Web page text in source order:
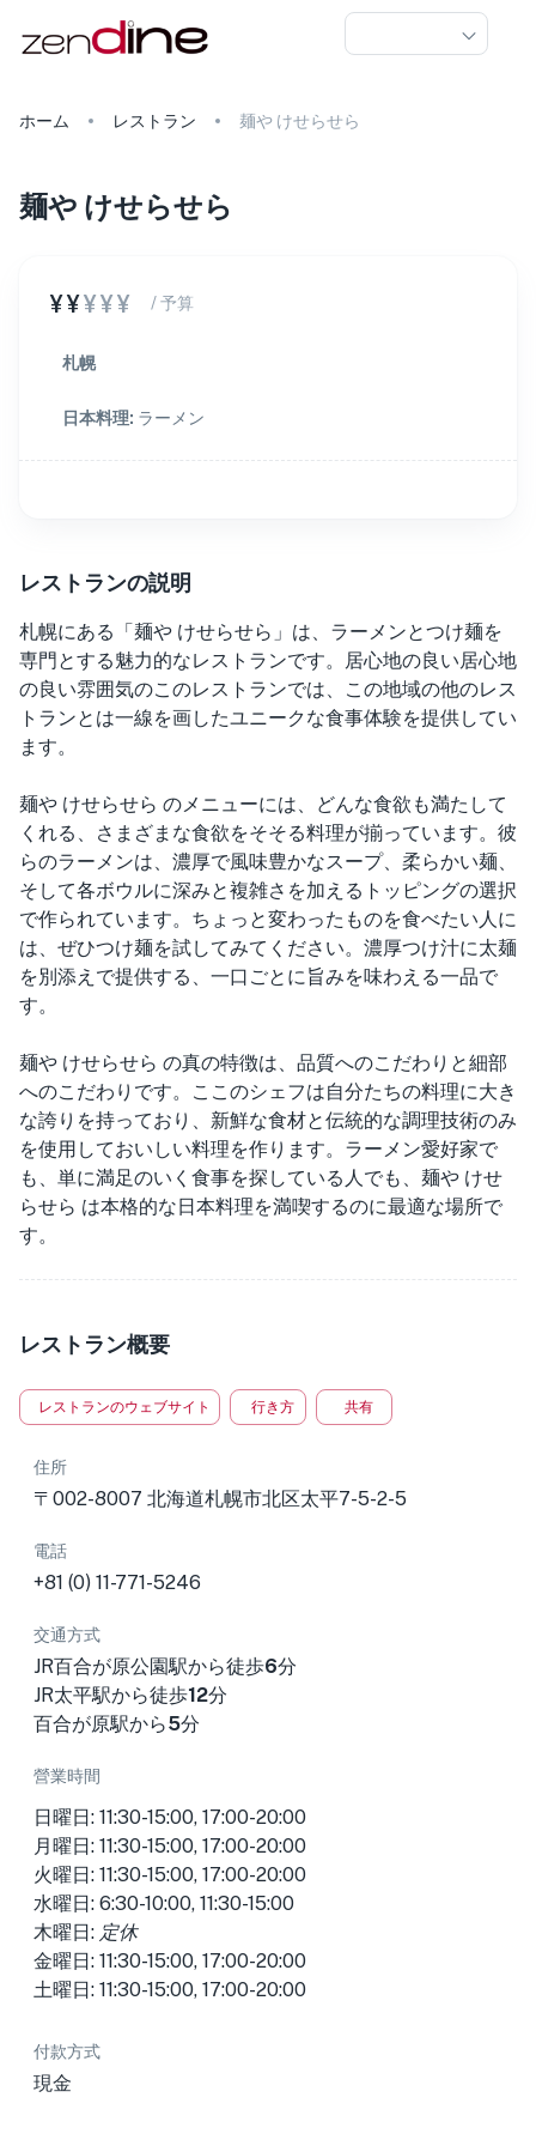
ホーム レストラン 麺や けせらせら
麺や けせらせら
¥¥¥¥¥ / 予算
札幌
日本料理: ラーメン
レストランの説明
札幌にある「麺や けせらせら」は、ラーメンとつけ麺を
専門とする魅力的なレストランです。居心地の良い居心地
の良い雰囲気のこのレストランでは、この地域の他のレス
トランとは一線を画したユニークな食事体験を提供してい
ます。
麺や けせらせら のメニューには、どんな食欲も満たして
くれる、さまざまな食欲をそそる料理が揃っています。彼
らのラーメンは、濃厚で風味豊かなスープ、柔らかい麺、
そして各ボウルに深みと複雑さを加えるトッピングの選択
で作られています。ちょっと変わったものを食べたい人に
は、ぜひつけ麺を試してみてください。濃厚つけ汁に太麺
を別添えで提供する、一口ごとに旨みを味わえる一品で
す。
麺や けせらせら の真の特徴は、品質へのこだわりと細部
へのこだわりです。ここのシェフは自分たちの料理に大き
な誇りを持っており、新鮮な食材と伝統的な調理技術のみ
を使用しておいしい料理を作ります。ラーメン愛好家で
も、単に満足のいく食事を探している人でも、麺や けせ
らせら は本格的な日本料理を満喫するのに最適な場所で
す。
レストラン概要
レストランのウェブサイト 行き方 共有
住所
〒002-8007 北海道札幌市北区太平7-5-2-5
電話
+81 (0) 11-771-5246
交通方式
JR百合が原公園駅から徒歩6分
JR太平駅から徒歩12分
百合が原駅から5分
營業時間
日曜日: 11:30-15:00, 17:00-20:00
月曜日: 11:30-15:00, 17:00-20:00
火曜日: 11:30-15:00, 17:00-20:00
水曜日: 6:30-10:00, 11:30-15:00
木曜日: 定休
金曜日: 11:30-15:00, 17:00-20:00
土曜日: 11:30-15:00, 17:00-20:00
付款方式
現金